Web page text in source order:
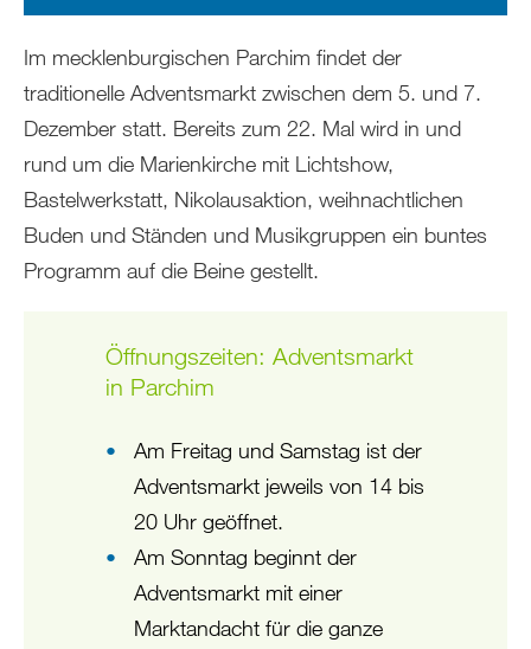
Im mecklenburgischen Parchim findet der
traditionelle Adventsmarkt zwischen dem 5. und 7.
Dezember statt. Bereits zum 22. Mal wird in und
rund um die Marienkirche mit Lichtshow,
Bastelwerkstatt, Nikolausaktion, weihnachtlichen
Buden und Ständen und Musikgruppen ein buntes
Programm auf die Beine gestellt.
Öffnungszeiten: Adventsmarkt
in Parchim
Am Freitag und Samstag ist der
Adventsmarkt jeweils von 14 bis
20 Uhr geöffnet.
Am Sonntag beginnt der
Adventsmarkt mit einer
Marktandacht für die ganze